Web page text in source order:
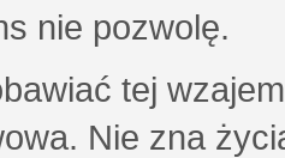
nie pozwolę.
tej
Nie zna